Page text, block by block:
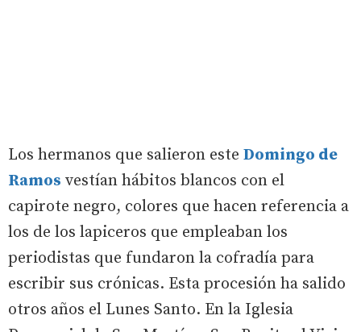
Los hermanos que salieron este Domingo de
Ramos vestían hábitos blancos con el
capirote negro, colores que hacen referencia a
los de los lapiceros que empleaban los
periodistas que fundaron la cofradía para
escribir sus crónicas. Esta procesión ha salido
otros años el Lunes Santo. En la Iglesia